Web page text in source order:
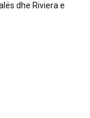
dhe Riviera e